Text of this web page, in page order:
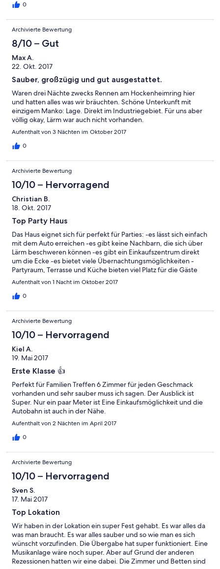
0
Archivierte Bewertung
8/10 – Gut
Max A.
22. Okt. 2017
Sauber, großzügig und gut ausgestattet.
Waren drei Nächte zwecks Rennen am Hockenheimring hier
und hatten alles was wir bräuchten. Schöne Unterkunft mit
einzigem Manko: Lage. Direkt im Industriegebiet. Für uns aber
völlig okay, Lärm war auch nicht vorhanden.
Aufenthalt von 3 Nächten im Oktober 2017
0
Archivierte Bewertung
10/10 – Hervorragend
Christian B.
18. Okt. 2017
Top Party Haus
Das Haus eignet sich für perfekt für Parties: -es lässt sich einfach
mit dem Auto erreichen -es gibt keine Nachbarn, die sich über
Lärm beschweren können -es gibt ein Einkaufszentrum direkt
um die Ecke -es bietet viele Übernachtungsmöglichkeiten -
Partyraum, Terrasse und Küche bieten viel Platz für die Gäste
Aufenthalt von 1 Nacht im Oktober 2017
0
Archivierte Bewertung
10/10 – Hervorragend
Kiel A.
19. Mai 2017
Erste Klasse 👍
Perfekt für Familien Treffen 6 Zimmer für jeden Geschmack
vorhanden und sehr sauber muss ich sagen. Der Ausblick ist
Super. Nur ein paar Meter ist Eine Einkaufsmöglichkeit und die
Autobahn ist auch in der Nähe.
Aufenthalt von 2 Nächten im April 2017
0
Archivierte Bewertung
10/10 – Hervorragend
Sven S.
17. Mai 2017
Top Lokation
Wir haben in der Lokation ein super Fest gehabt. Es war alles da
was man braucht. Es war alles sauber und so wie man es sich
wünscht vorzufinden. Die Übergabe hat super funktioniert. Eine
Musikanlage wäre noch super. Aber auf Grund der anderen
Rezessionen hatten wir eine dabei. Die Zimmer und Betten sind